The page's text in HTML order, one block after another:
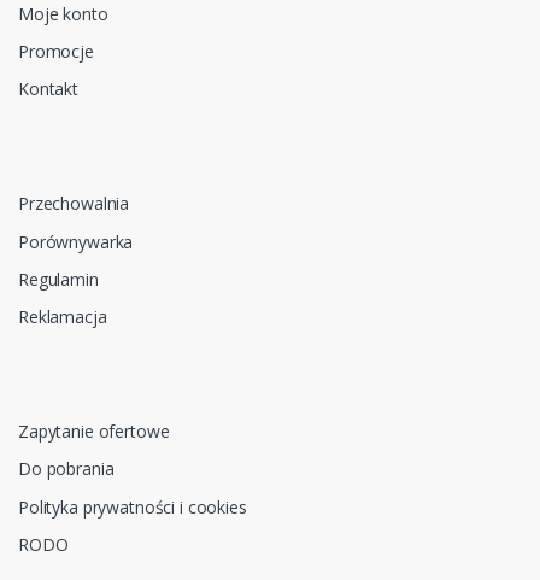
Moje konto
Promocje
Kontakt
Przechowalnia
Porównywarka
Regulamin
Reklamacja
Zapytanie ofertowe
Do pobrania
Polityka prywatności i cookies
RODO